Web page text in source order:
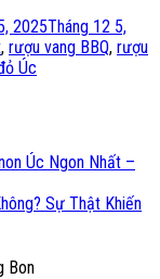
2025Tháng 12 5,
, rượu vang BBQ, rượu
Úc
Úc Ngon Nhất –
Sự Thật Khiến
Bon